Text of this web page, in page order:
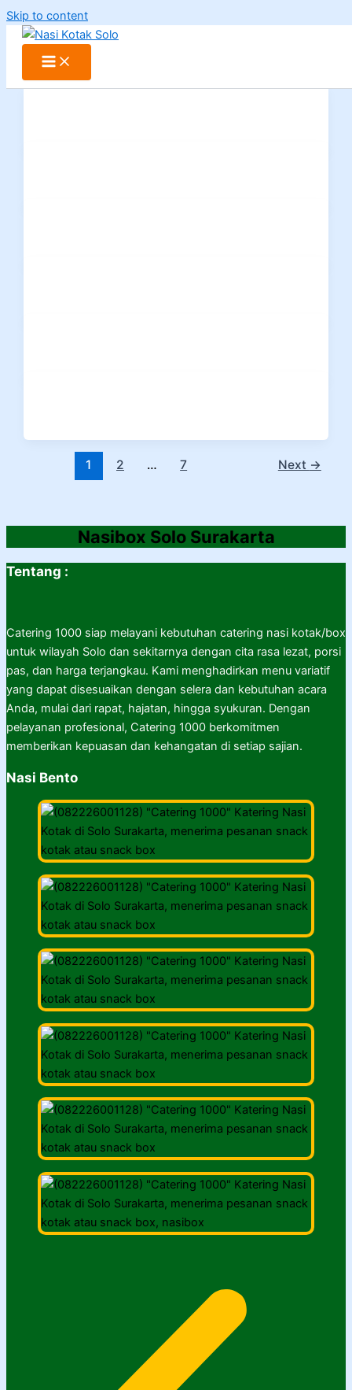
Skip to content
1 2 … 7 Next →
Nasibox Solo Surakarta
Tentang :
Catering 1000 siap melayani kebutuhan catering nasi kotak/box
untuk wilayah Solo dan sekitarnya dengan cita rasa lezat, porsi
pas, dan harga terjangkau. Kami menghadirkan menu variatif
yang dapat disesuaikan dengan selera dan kebutuhan acara
Anda, mulai dari rapat, hajatan, hingga syukuran. Dengan
pelayanan profesional, Catering 1000 berkomitmen
memberikan kepuasan dan kehangatan di setiap sajian.
Nasi Bento